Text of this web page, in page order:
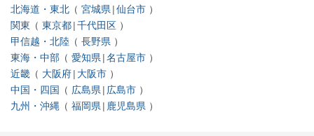
北海道・東北 宮城県 仙台市
関東
東京都 千代田区
甲信越・北陸
長野県
東海・中部
愛知県 名古屋市
近畿
大阪府 大阪市
中国・四国
広島県 広島市
九州・沖縄
福岡県 鹿児島県